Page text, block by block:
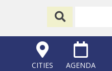
CITIES AGENDA